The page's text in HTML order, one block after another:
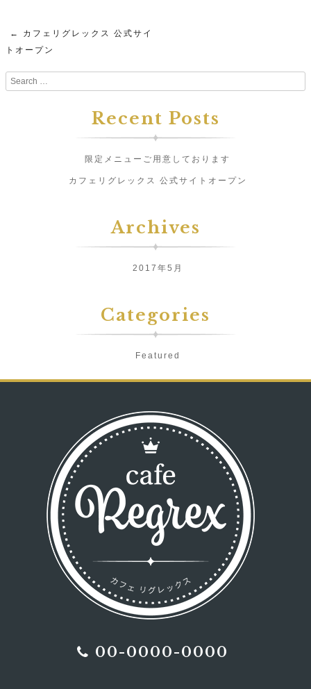
Post navigation
←
カフェリグレックス 公式サイ
トオープン
Search
Recent Posts
限定メニューご用意しております
カフェリグレックス 公式サイトオープン
Archives
2017年5月
Categories
Featured
00-0000-0000